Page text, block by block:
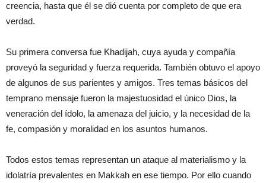
creencia, hasta que él se dió cuenta por completo de que era
verdad.
Su primera conversa fue Khadijah, cuya ayuda y compañía
proveyó la seguridad y fuerza requerida. También obtuvo el apoyo
de algunos de sus parientes y amigos. Tres temas básicos del
temprano mensaje fueron la majestuosidad el único Dios, la
veneración del ídolo, la amenaza del juicio, y la necesidad de la
fe, compasión y moralidad en los asuntos humanos.
Todos estos temas representan un ataque al materialismo y la
idolatría prevalentes en Makkah en ese tiempo. Por ello cuando